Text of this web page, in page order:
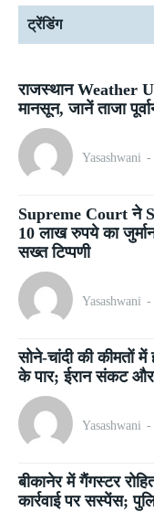
ट्रेंडिंग
राजस्थान Weather
मानसून, जानें ताजा
Yasashwani -
Supreme Court ने
10 लाख रुपये का
सख्त टिप्पणी
Yasashwani -
सोने-चांदी की कीमतों
के पार; ईरान संकट और
Yasashwani -
बीकानेर में गैंगस्टर
कार्रवाई पर सस्पेंस;